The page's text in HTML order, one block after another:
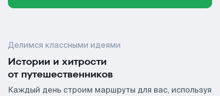
Делимся классными идеями
Истории и хитрости
от путешественников
Каждый день строим маршруты для вас, используя